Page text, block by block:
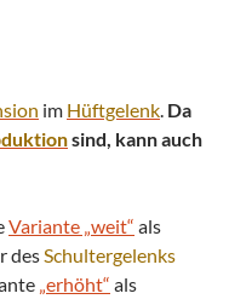
im Hüftgelenk. Da
sind, kann auch
Variante „weit“ als
desSchultergelenks
„erhöht“ als